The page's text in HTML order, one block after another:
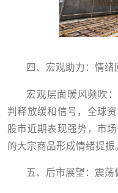
四、宏观助力：情
宏观层面暖风频吹
判释放缓和信号，全球
股市近期表现强势，市
的大宗商品形成情绪提振
五、后市展望：震